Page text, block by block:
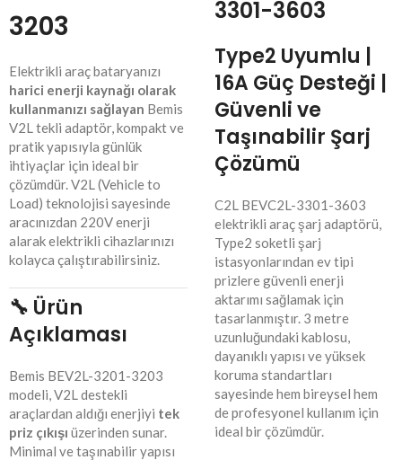
3203
Elektrikli araç bataryanızı
harici enerji kaynağı olarak
kullanmanızı sağlayan Bemis
V2L tekli adaptör, kompakt ve
pratik yapısıyla günlük
ihtiyaçlar için ideal bir
çözümdür. V2L (Vehicle to
Load) teknolojisi sayesinde
aracınızdan 220V enerji
alarak elektrikli cihazlarınızı
kolayca çalıştırabilirsiniz.
🔧 Ürün
Açıklaması
Bemis BEV2L-3201-3203
modeli, V2L destekli
araçlardan aldığı enerjiyi tek
priz çıkışı üzerinden sunar.
Minimal ve taşınabilir yapısı
3301-3603
Type2 Uyumlu |
16A Güç Desteği |
Güvenli ve
Taşınabilir Şarj
Çözümü
C2L BEVC2L-3301-3603
elektrikli araç şarj adaptörü,
Type2 soketli şarj
istasyonlarından ev tipi
prizlere güvenli enerji
aktarımı sağlamak için
tasarlanmıştır. 3 metre
uzunluğundaki kablosu,
dayanıklı yapısı ve yüksek
koruma standartları
sayesinde hem bireysel hem
de profesyonel kullanım için
ideal bir çözümdür.